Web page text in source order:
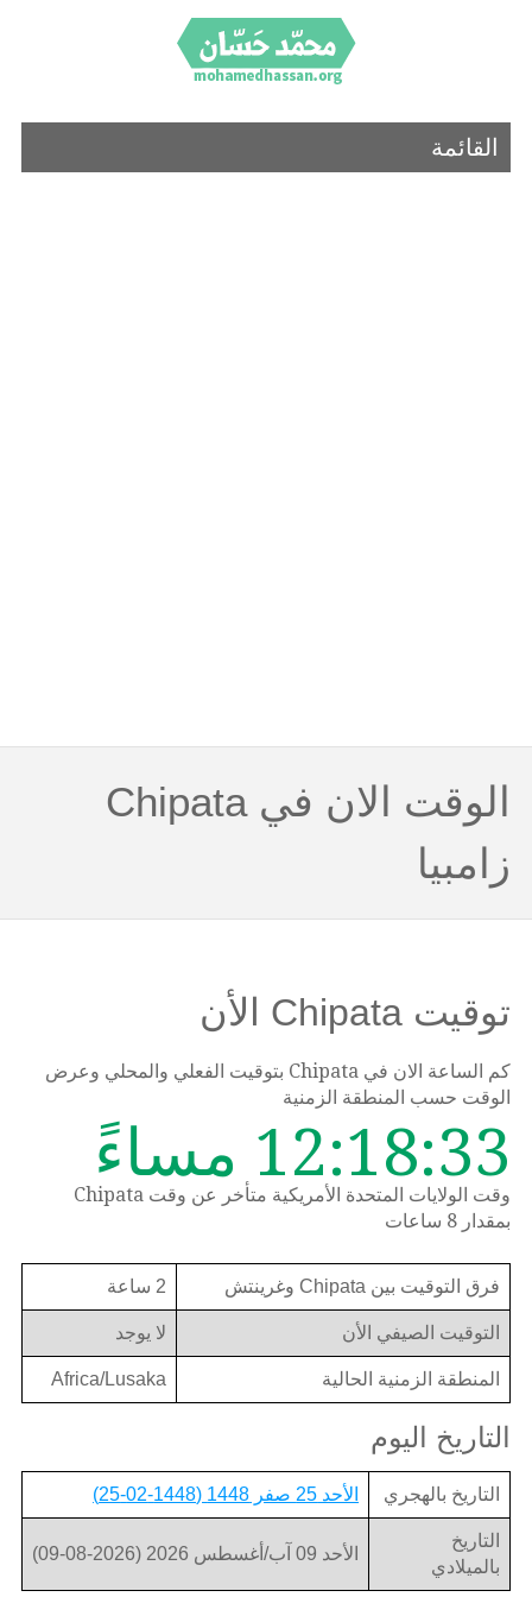
القائمة
الوقت الان في Chipata
زامبيا
توقيت Chipata الأن
كم الساعة الان في Chipata بتوقيت الفعلي والمحلي وعرض
الوقت حسب المنطقة الزمنية
12:18:33 مساءً
وقت الولايات المتحدة الأمريكية متأخر عن وقت Chipata
بمقدار 8 ساعات
فرق التوقيت بين Chipata وغرينتش 2 ساعة
التوقيت الصيفي الأن لا يوجد
المنطقة الزمنية الحالية Africa/Lusaka
التاريخ اليوم
التاريخ بالهجري الأحد 25 صفر 1448 (1448-02-25)
التاريخ
بالميلادي
الأحد 09 آب/أغسطس 2026 (2026-08-09)